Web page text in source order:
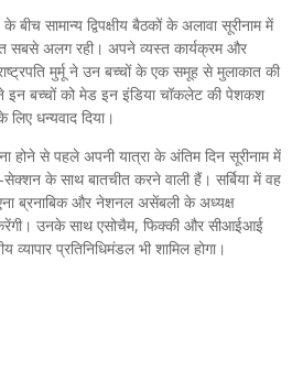
बीच सामान्य द्विपक्षीय बैठकों के अलावा सूरीनाम में
सबसे अलग रही। अपने व्यस्त कार्यक्रम और
मुर्मू ने उन बच्चों के एक समूह से मुलाकात की
बच्चों को मेड इन इंडिया चॉकलेट की पेशकश
लिए धन्यवाद दिया।
होने से पहले अपनी यात्रा के अंतिम दिन सूरीनाम में
सेक्शन के साथ बातचीत करने वाली हैं। सर्बिया में वह
एना ब्रनाबिक और नेशनल असेंबली के अध्यक्ष
उनके साथ एसोचैम, फिक्की और सीआईआई
प्रतिनिधिमंडल भी शामिल होगा।